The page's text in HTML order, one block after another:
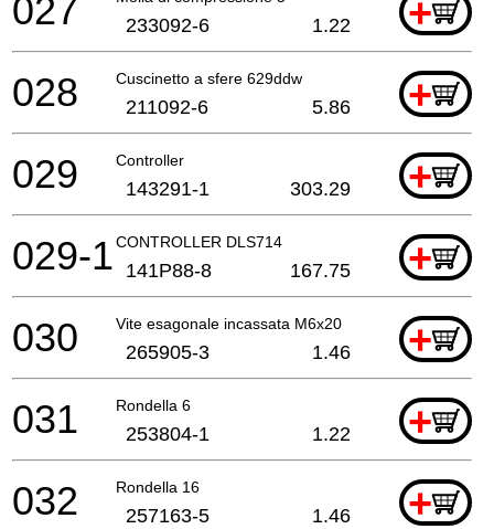
+
027 233092-6 1.22
Cuscinetto a sfere 629ddw +
028 211092-6 5.86
Controller +
029 143291-1 303.29
CONTROLLER DLS714 +
029-1 141P88-8 167.75
Vite esagonale incassata M6x20 +
030 265905-3 1.46
Rondella 6 +
031 253804-1 1.22
Rondella 16 +
032 257163-5 1.46